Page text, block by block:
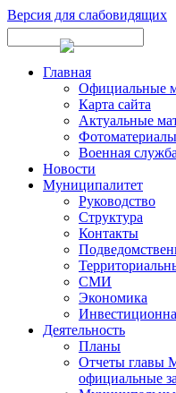
Версия для слабовидящих
Главная
Официальные
Карта сайта
Актуальные
Фотоматериалы
Военная
Новости
Муниципалитет
Руководство
Структура
Контакты
СМИ
Экономика
Деятельность
Планы
Отчеты главы
официальные